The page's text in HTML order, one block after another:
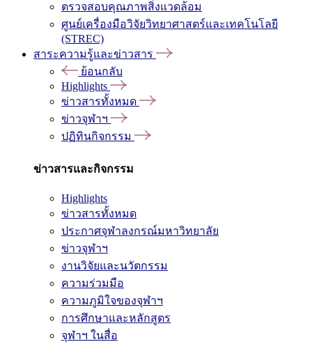
ตรวจสอบคุณภาพสิ่งแวดล้อม
ศูนย์เครื่องมือวิจัยวิทยาศาสตร์และเทคโนโลยี
(STREC)
สาระความรู้และข่าวสาร
ย้อนกลับ
Highlights
ข่าวสารทั้งหมด
ข่าวจุฬาฯ
ปฏิทินกิจกรรม
ข่าวสารและกิจกรรม
Highlights
ข่าวสารทั้งหมด
ประกาศจุฬาลงกรณ์มหาวิทยาลัย
ข่าวจุฬาฯ
งานวิจัยและนวัตกรรม
ความร่วมมือ
ความภูมิใจของจุฬาฯ
การศึกษาและหลักสูตร
จุฬาฯ ในสื่อ